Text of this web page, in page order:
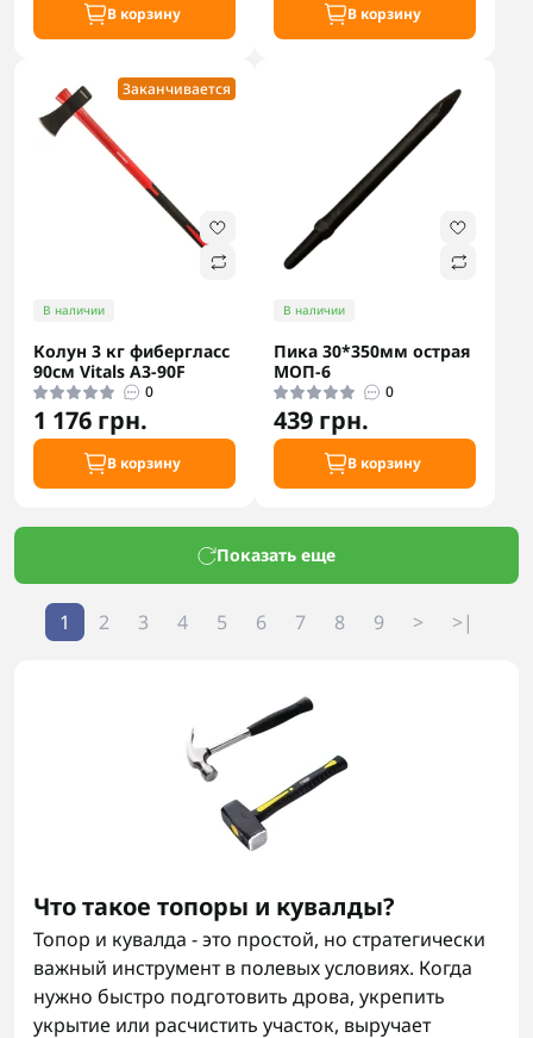
В корзину В корзину
Заканчивается
В наличии
Колун 3 кг фибергласс
90см Vitals A3-90F
0
1 176 грн.
В корзину
В наличии
Пика 30*350мм острая
МОП-6
0
439 грн.
В корзину
Показать еще
1 2 3 4 5 6 7 8 9 > >|
Что такое топоры и кувалды?
Топор и кувалда - это простой, но стратегически
важный инструмент в полевых условиях. Когда
нужно быстро подготовить дрова, укрепить
укрытие или расчистить участок, выручает